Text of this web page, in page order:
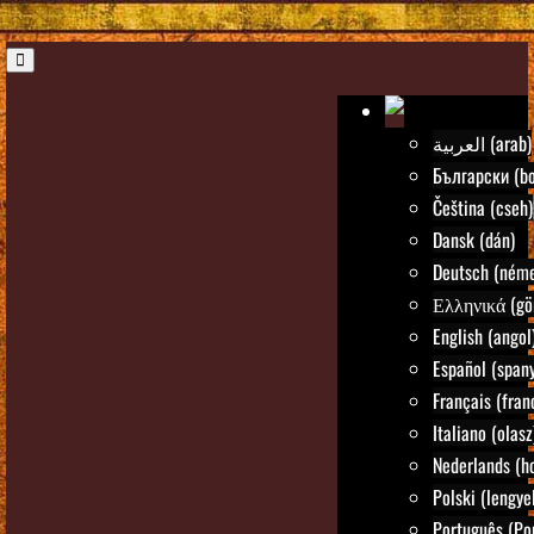
العربية (arab)
Български
Čeština (cseh)
Dansk (dán)
Deutsch
Ελληνικά
English
Español
Français
Italiano
Nederlands
Polski